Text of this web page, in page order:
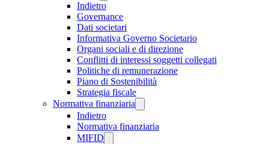
Indietro
Governance
Dati societari
Informativa Governo Societario
Organi sociali e di direzione
Conflitti di interessi soggetti collegati
Politiche di remunerazione
Piano di Sostenibilità
Strategia fiscale
Normativa finanziaria
Indietro
Normativa finanziaria
MIFID